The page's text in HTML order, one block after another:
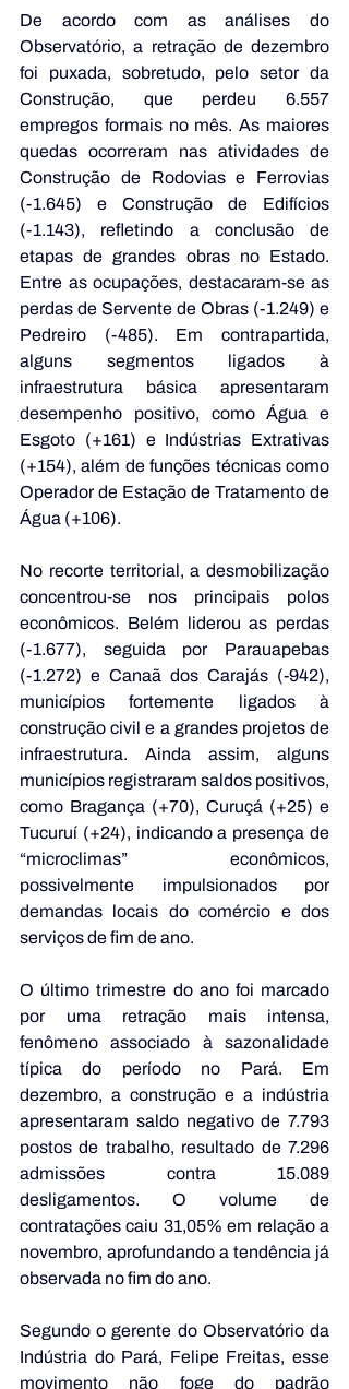
De acordo com as análises do
Observatório, a retração de dezembro
foi puxada, sobretudo, pelo setor da
Construção, que perdeu 6.557
empregos formais no mês. As maiores
quedas ocorreram nas atividades de
Construção de Rodovias e Ferrovias
(-1.645) e Construção de Edifícios
(-1.143), refletindo a conclusão de
etapas de grandes obras no Estado.
Entre as ocupações, destacaram-se as
perdas de Servente de Obras (-1.249) e
Pedreiro (-485). Em contrapartida,
alguns segmentos ligados à
infraestrutura básica apresentaram
desempenho positivo, como Água e
Esgoto (+161) e Indústrias Extrativas
(+154), além de funções técnicas como
Operador de Estação de Tratamento de
Água (+106).
No recorte territorial, a desmobilização
concentrou-se nos principais polos
econômicos. Belém liderou as perdas
(-1.677), seguida por Parauapebas
(-1.272) e Canaã dos Carajás (-942),
municípios fortemente ligados à
construção civil e a grandes projetos de
infraestrutura. Ainda assim, alguns
municípios registraram saldos positivos,
como Bragança (+70), Curuçá (+25) e
Tucuruí (+24), indicando a presença de
“microclimas” econômicos,
possivelmente impulsionados por
demandas locais do comércio e dos
serviços de fim de ano.
O último trimestre do ano foi marcado
por uma retração mais intensa,
fenômeno associado à sazonalidade
típica do período no Pará. Em
dezembro, a construção e a indústria
apresentaram saldo negativo de 7.793
postos de trabalho, resultado de 7.296
admissões contra 15.089
desligamentos. O volume de
contratações caiu 31,05% em relação a
novembro, aprofundando a tendência já
observada no fim do ano.
Segundo o gerente do Observatório da
Indústria do Pará, Felipe Freitas, esse
movimento não foge do padrão